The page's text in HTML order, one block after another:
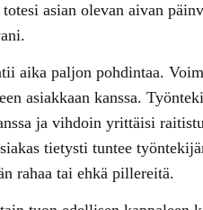
asian olevan aivan
aika paljon pohdintaa.
asiakkaan kanssa.
ja vihdoin yrittäisi
tietysti tuntee
rahaa tai ehkä pillereitä.